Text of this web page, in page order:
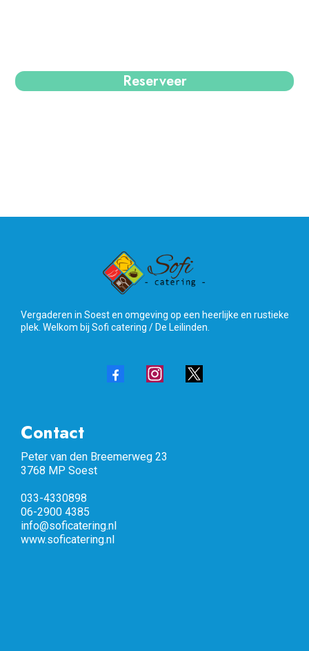
Reserveer
Vergaderen in Soest en omgeving op een heerlijke en rustieke
plek. Welkom bij Sofi catering / De Leilinden.
Contact
Peter van den Breemerweg 23
3768 MP Soest
033-4330898
06-2900 4385
info@soficatering.nl
www.soficatering.nl